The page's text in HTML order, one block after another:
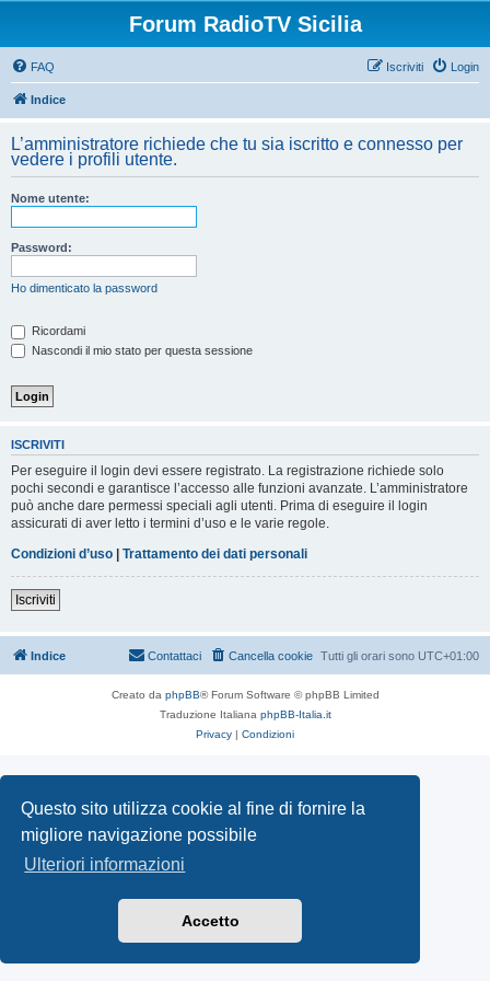
Questo sito utilizza cookie al fine di fornire la
migliore navigazione possibile
Ulteriori informazioni
Accetto
Forum RadioTV Sicilia
FAQ Login
Iscriviti
Indice
L’amministratore richiede che tu sia iscritto e connesso per
vedere i profili utente.
Nome utente:
Password:
Ho dimenticato la password
Ricordami
Nascondi il mio stato per questa sessione
ISCRIVITI
Per eseguire il login devi essere registrato. La registrazione richiede solo
pochi secondi e garantisce l’accesso alle funzioni avanzate. L’amministratore
può anche dare permessi speciali agli utenti. Prima di eseguire il login
assicurati di aver letto i termini d’uso e le varie regole.
Condizioni d’uso | Trattamento dei dati personali
Iscriviti
Indice Tutti gli orari sono UTC+01:00
Cancella cookie
Contattaci
Creato da phpBB® Forum Software © phpBB Limited
Traduzione Italiana phpBB-Italia.it
Privacy | Condizioni